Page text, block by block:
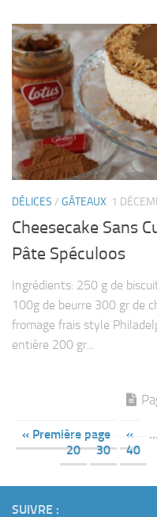
DÉLICES / GÂTEAUX 1
Cheesecake Sans
Pâte Spéculoos
Ingrédients: 250 g de
100g de beurre 300 gr de
fromage frais style
entière 200 gr...
« Première page « …
20
30 40
SUIVRE :